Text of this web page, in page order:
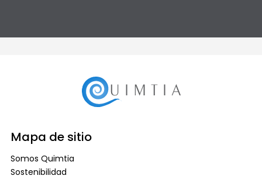
Mapa de sitio
Somos Quimtia
Sostenibilidad